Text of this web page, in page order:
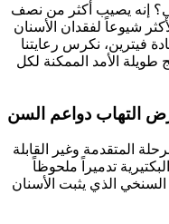
إنه يصيب أكثر من نصف
شيوعاً لفقدان الأسنان
فيترين، نكرس رعايتنا
طويلة الأمد الممكنة لكل
المتقدمة وغير القابلة
تدميراً ملحوظاً
السنخي الذي يثبت الأسنان